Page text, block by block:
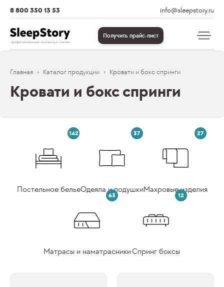
Получить прайс-лист
8 800 350 13 53 info@sleepstory.ru
Главная Каталог продукции Кровати и бокс спринги
Кровати и бокс спринги
142
Постельное белье
37
Одеяла и подушки
27
Махровые изделия
63
Матрасы и наматрасники
12
Спринг боксы